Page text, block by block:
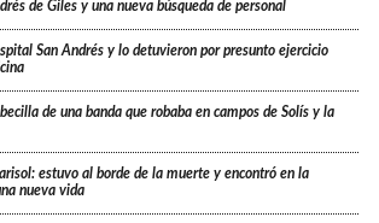
de Giles y una nueva búsqueda de personal
San Andrés y lo detuvieron por presunto ejercicio
de una banda que robaba en campos de Solís y la
estuvo al borde de la muerte y encontró en la
nueva vida